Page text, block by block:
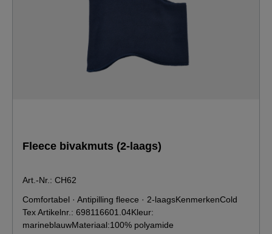
Fleece bivakmuts (2-laags)
Art.-Nr.: CH62
Comfortabel · Antipilling fleece · 2-laagsKenmerkenCold
Tex Artikelnr.: 698116601.04Kleur:
marineblauwMateriaal:100% polyamide